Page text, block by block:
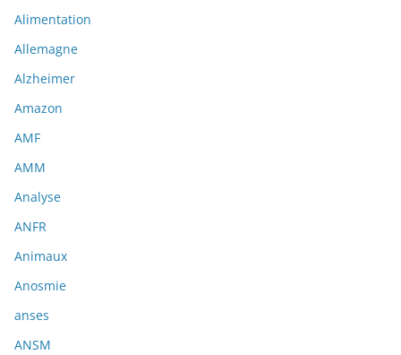
Alimentation
Allemagne
Alzheimer
Amazon
AMF
AMM
Analyse
ANFR
Animaux
Anosmie
anses
ANSM